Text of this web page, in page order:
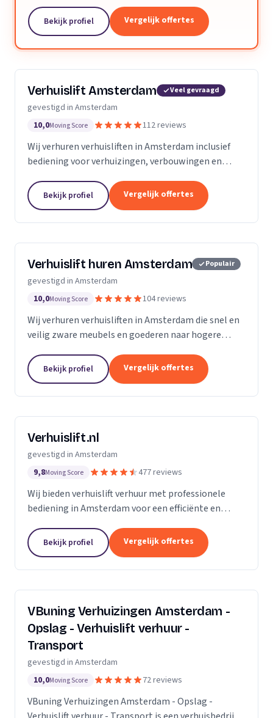
Bekijk profiel Vergelijk offertes
Verhuislift Amsterdam Veel gevraagd
gevestigd in Amsterdam
10,0Moving Score 112 reviews
Wij verhuren verhuisliften in Amsterdam inclusief
bediening voor verhuizingen, verbouwingen en
service.Bekijk profiel Vergelijk offertes
Verhuislift huren Amsterdam Populair
gevestigd in Amsterdam
10,0Moving Score 104 reviews
Wij verhuren verhuisliften in Amsterdam die snel en
veilig zware meubels en goederen naar hogere
Bekijk profiel Vergelijk offertes
Verhuislift.nl
gevestigd in Amsterdam
9,8Moving Score 477 reviews
Wij bieden verhuislift verhuur met professionele
bediening in Amsterdam voor een efficiënte en
Bekijk profiel Vergelijk offertes
VBuning Verhuizingen Amsterdam -
Opslag - Verhuislift verhuur -
Transport
gevestigd in Amsterdam
10,0Moving Score 72 reviews
VBuning Verhuizingen Amsterdam - Opslag -